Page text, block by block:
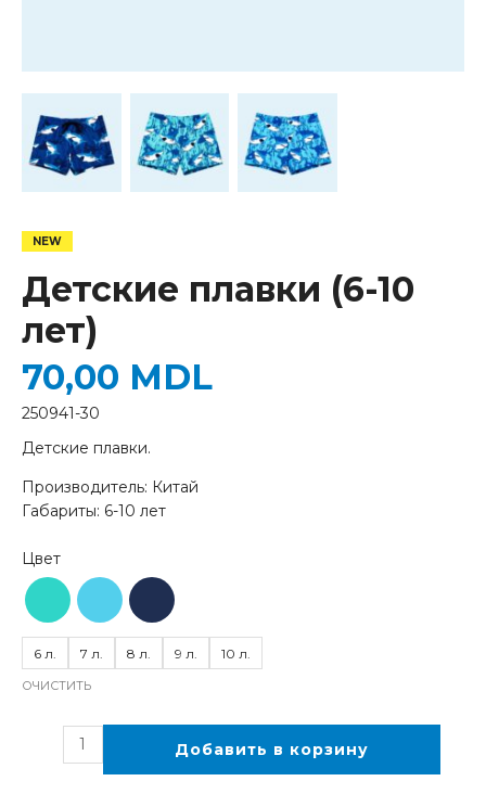
Детские плавки (6-10
лет)
Детские плавки.
Производитель: Китай
Габариты: 6-10 лет
70,00 MDL
6 л. 7 л. 8 л. 9 л. 10 л.
ОЧИСТИТЬ
Добавить в корзину
250941-30